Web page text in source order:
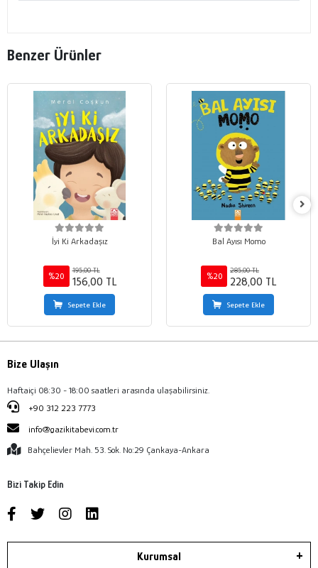
Benzer Ürünler
İyi Ki Arkadaşız
%20
195,00 TL
156,00 TL
Sepete Ekle
Bal Ayısı Momo
%20
285,00 TL
228,00 TL
Sepete Ekle
Bize Ulaşın
Haftaiçi 08:30 - 18:00 saatleri arasında ulaşabilirsiniz.
+90 312 223 7773
info@gazikitabevi.com.tr
Bahçelievler Mah. 53. Sok. No:29 Çankaya-Ankara
Bizi Takip Edin
Kurumsal